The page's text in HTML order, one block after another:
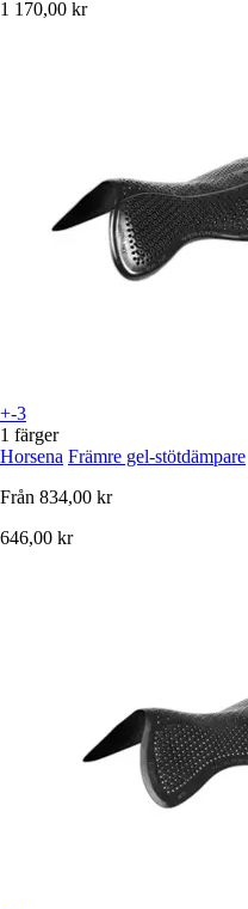
1 170,00 kr
+-3
1 färger
Horsena Främre gel-stötdämpare
Från 834,00 kr
646,00 kr